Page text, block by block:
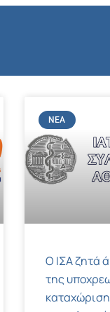
ΝΈΑ
Ο ΙΣΑ ζητά
της